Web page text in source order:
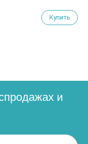
Купить
и